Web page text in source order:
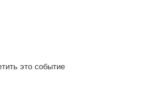
это событие